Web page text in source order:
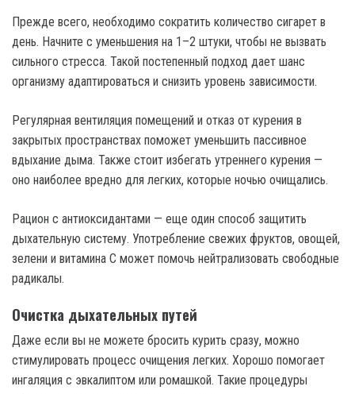
Прежде всего, необходимо сократить количество сигарет в
день. Начните с уменьшения на 1–2 штуки, чтобы не вызвать
сильного стресса. Такой постепенный подход дает шанс
организму адаптироваться и снизить уровень зависимости.
Регулярная вентиляция помещений и отказ от курения в
закрытых пространствах поможет уменьшить пассивное
вдыхание дыма. Также стоит избегать утреннего курения —
оно наиболее вредно для легких, которые ночью очищались.
Рацион с антиоксидантами — еще один способ защитить
дыхательную систему. Употребление свежих фруктов, овощей,
зелени и витамина C может помочь нейтрализовать свободные
радикалы.
Очистка дыхательных путей
Даже если вы не можете бросить курить сразу, можно
стимулировать процесс очищения легких. Хорошо помогает
ингаляция с эвкалиптом или ромашкой. Такие процедуры